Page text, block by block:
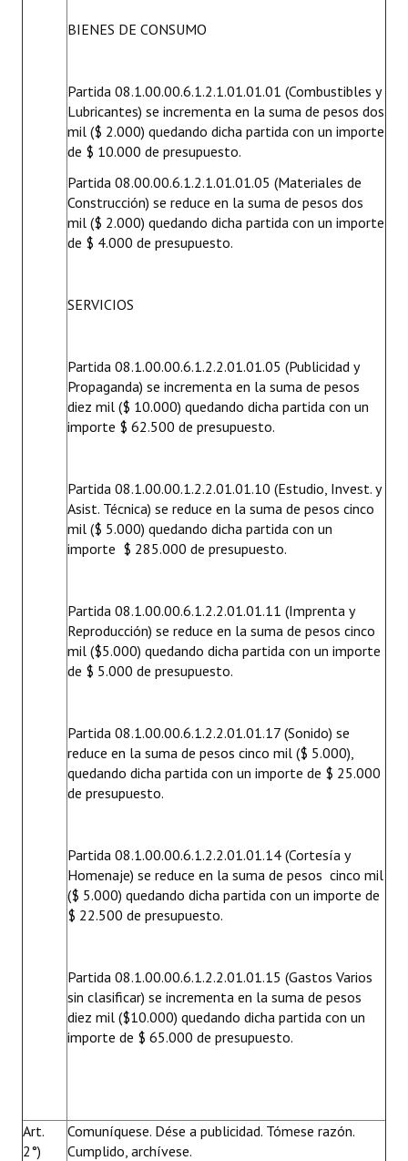
BIENES DE CONSUMO
Partida 08.1.00.00.6.1.2.1.01.01.01 (Combustibles y
Lubricantes) se incrementa en la suma de pesos dos
mil ($ 2.000) quedando dicha partida con un importe
de $ 10.000 de presupuesto.
Partida 08.00.00.6.1.2.1.01.01.05 (Materiales de
Construcción) se reduce en la suma de pesos dos
mil ($ 2.000) quedando dicha partida con un importe
de $ 4.000 de presupuesto.
SERVICIOS
Partida 08.1.00.00.6.1.2.2.01.01.05 (Publicidad y
Propaganda) se incrementa en la suma de pesos
diez mil ($ 10.000) quedando dicha partida con un
importe $ 62.500 de presupuesto.
Partida 08.1.00.00.1.2.2.01.01.10 (Estudio, Invest. y
Asist. Técnica) se reduce en la suma de pesos cinco
mil ($ 5.000) quedando dicha partida con un
importe $ 285.000 de presupuesto.
Partida 08.1.00.00.6.1.2.2.01.01.11 (Imprenta y
Reproducción) se reduce en la suma de pesos cinco
mil ($5.000) quedando dicha partida con un importe
de $ 5.000 de presupuesto.
Partida 08.1.00.00.6.1.2.2.01.01.17 (Sonido) se
reduce en la suma de pesos cinco mil ($ 5.000),
quedando dicha partida con un importe de $ 25.000
de presupuesto.
Partida 08.1.00.00.6.1.2.2.01.01.14 (Cortesía y
Homenaje) se reduce en la suma de pesos cinco mil
($ 5.000) quedando dicha partida con un importe de
$ 22.500 de presupuesto.
Partida 08.1.00.00.6.1.2.2.01.01.15 (Gastos Varios
sin clasificar) se incrementa en la suma de pesos
diez mil ($10.000) quedando dicha partida con un
importe de $ 65.000 de presupuesto.
Art.
2°)
Comuníquese. Dése a publicidad. Tómese razón.
Cumplido, archívese.